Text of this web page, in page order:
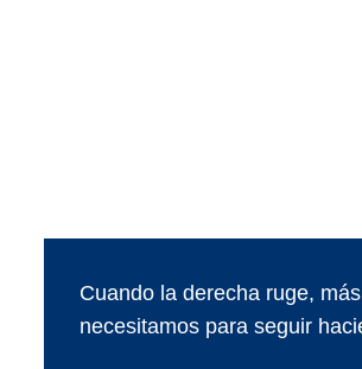
Cuando la derecha ruge,
necesitamos para seguir